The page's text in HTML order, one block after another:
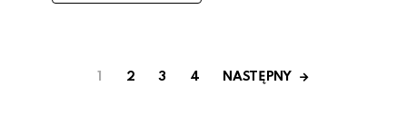
2 3 4 NASTĘPNY